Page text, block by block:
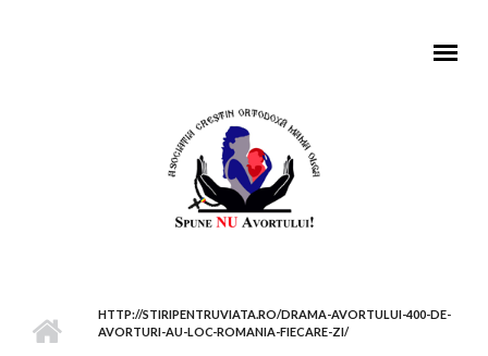
HTTP://STIRIPENTRUVIATA.RO/DRAMA-AVORTULUI-400-DE-
AVORTURI-AU-LOC-ROMANIA-FIECARE-ZI/